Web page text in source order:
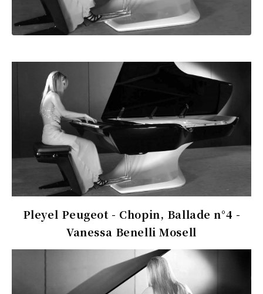
Pleyel Peugeot - Chopin, Ballade n°4 -
Vanessa Benelli Mosell